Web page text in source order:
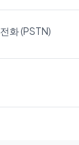
화 (PSTN)